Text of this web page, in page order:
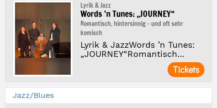
Lyrik & Jazz
Words ’n Tunes: „JOURNEY“
Romantisch, hintersinnig – und oft sehr
komisch
Lyrik & JazzWords ’n Tunes:
„JOURNEY“Romantisch...
Tickets
Jazz/Blues